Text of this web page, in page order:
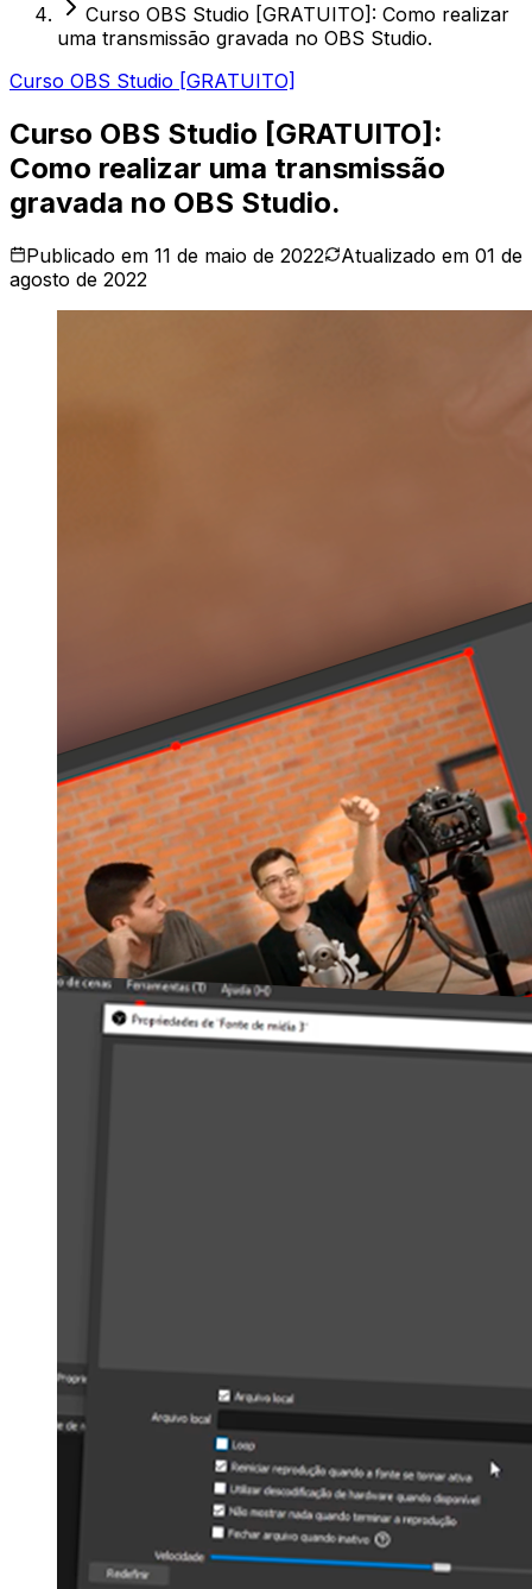
Curso OBS Studio [GRATUITO]: Como realizar
uma transmissão gravada no OBS Studio.
Curso OBS Studio [GRATUITO]
Curso OBS Studio [GRATUITO]:
Como realizar uma transmissão
gravada no OBS Studio.
Publicado em 11 de maio de 2022 Atualizado em 01 de
agosto de 2022